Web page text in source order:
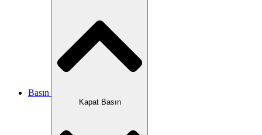
Basın
Kapat Basın